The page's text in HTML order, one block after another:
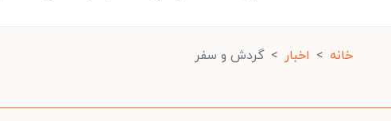
خانه اخبار گردش و سفر